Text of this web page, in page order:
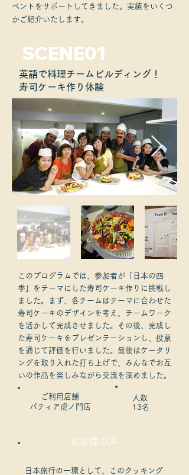
ベントをサポートしてきました。実績をいくつ
かご紹介いたします。
SCENE01
英語で料理チームビルディング！
寿司ケーキ作り体験
このプログラムでは、参加者が「日本の四
季」をテーマにした寿司ケーキ作りに挑戦し
ました。まず、各チームはテーマに合わせた
寿司ケーキのデザインを考え、チームワーク
を活かして完成させました。その後、完成し
た寿司ケーキをプレゼンテーションし、投票
を通じて評価を行いました。最後はケータリ
ングを取り入れた打ち上げで、みんなでお互
いの作品を楽しみながら交流を深めました。
​ご利用店舗
パティア虎ノ門店
人数
13名
​お客様の声
日本旅行の一環として、このクッキング